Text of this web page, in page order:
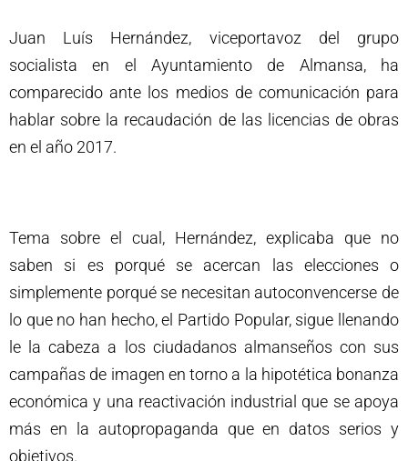
Juan Luís Hernández, viceportavoz del grupo
socialista en el Ayuntamiento de Almansa, ha
comparecido ante los medios de comunicación para
hablar sobre la recaudación de las licencias de obras
en el año 2017.
Tema sobre el cual, Hernández, explicaba que no
saben si es porqué se acercan las elecciones o
simplemente porqué se necesitan autoconvencerse de
lo que no han hecho, el Partido Popular, sigue llenando
le la cabeza a los ciudadanos almanseños con sus
campañas de imagen en torno a la hipotética bonanza
económica y una reactivación industrial que se apoya
más en la autopropaganda que en datos serios y
objetivos.